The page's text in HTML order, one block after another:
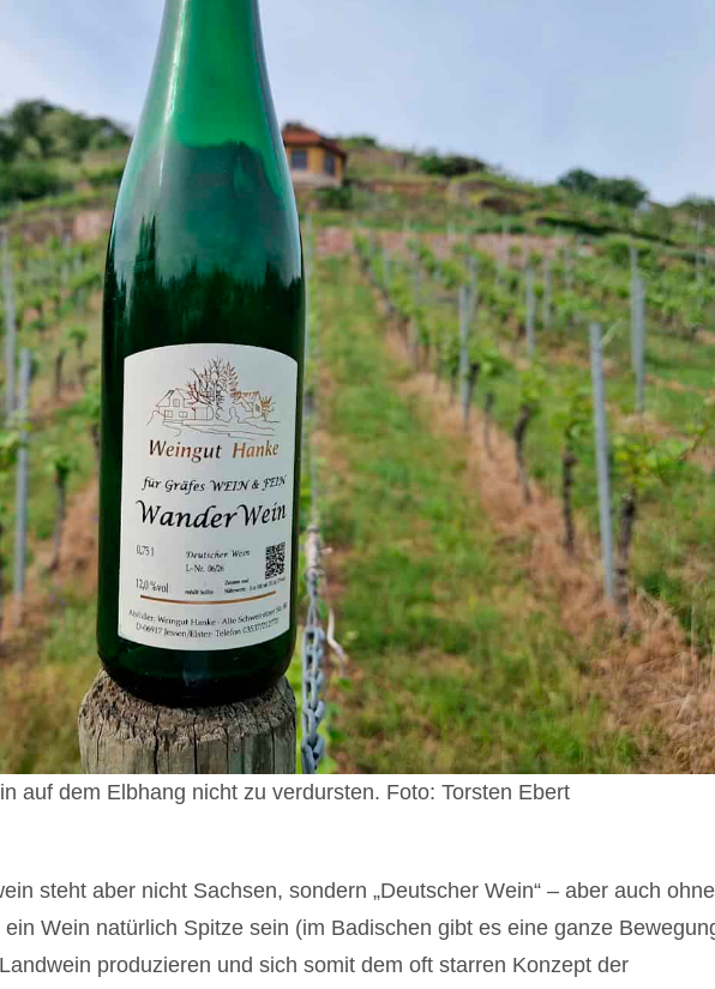
auf dem Elbhang nicht zu verdursten. Foto: Torsten Ebert
steht aber nicht Sachsen, sondern „Deutscher Wein“ – aber auch ohne
Wein natürlich Spitze sein (im Badischen gibt es eine ganze
produzieren und sich somit dem oft starren Konzept der